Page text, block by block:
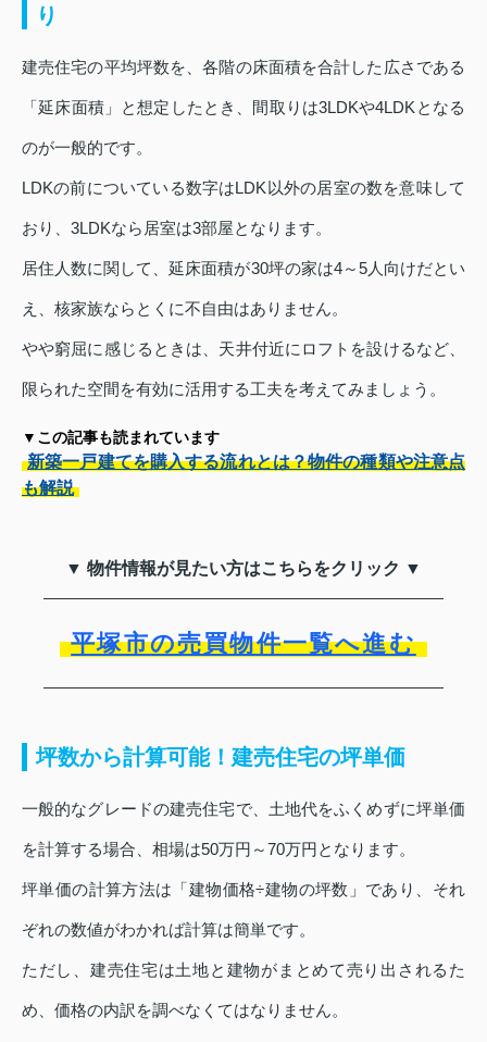
り
建売住宅の平均坪数を、各階の床面積を合計した広さである
「延床面積」と想定したとき、間取りは3LDKや4LDKとなる
のが一般的です。
LDKの前についている数字はLDK以外の居室の数を意味して
おり、3LDKなら居室は3部屋となります。
居住人数に関して、延床面積が30坪の家は4～5人向けだとい
え、核家族ならとくに不自由はありません。
やや窮屈に感じるときは、天井付近にロフトを設けるなど、
限られた空間を有効に活用する工夫を考えてみましょう。
▼この記事も読まれています
新築一戸建てを購入する流れとは？物件の種類や注意点
も解説
▼ 物件情報が見たい方はこちらをクリック ▼
平塚市の売買物件一覧へ進む
坪数から計算可能！建売住宅の坪単価
一般的なグレードの建売住宅で、土地代をふくめずに坪単価
を計算する場合、相場は50万円～70万円となります。
坪単価の計算方法は「建物価格÷建物の坪数」であり、それ
ぞれの数値がわかれば計算は簡単です。
ただし、建売住宅は土地と建物がまとめて売り出されるた
め、価格の内訳を調べなくてはなりません。